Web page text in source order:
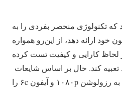
تکنولوژی منحصر بفردی را به
ارائه دهد، از این‌رو همواره
لحاظ کارایی و کیفیت تست کرده
کند. حال بر اساس شایعات
این کمپانی گوشی آیفون ۶s را به رزولوشن ۱۰۸۰p و آیفون ۶c را